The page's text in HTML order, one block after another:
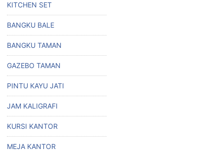
KITCHEN SET
BANGKU BALE
BANGKU TAMAN
GAZEBO TAMAN
PINTU KAYU JATI
JAM KALIGRAFI
KURSI KANTOR
MEJA KANTOR